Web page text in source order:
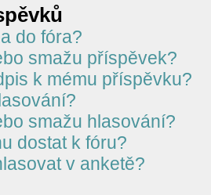
do fóra?
smažu příspěvek?
k mému příspěvku?
smažu hlasování?
dostat k fóru?
v anketě?